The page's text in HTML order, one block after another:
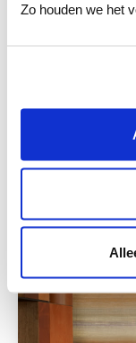
Zo houden we het
Bekijk er
Deze stijlen